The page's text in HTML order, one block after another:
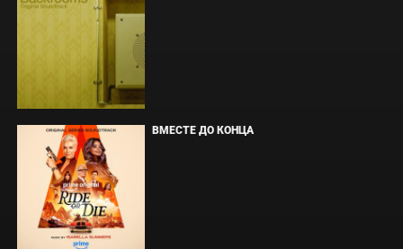
ВМЕСТЕ ДО КОНЦА